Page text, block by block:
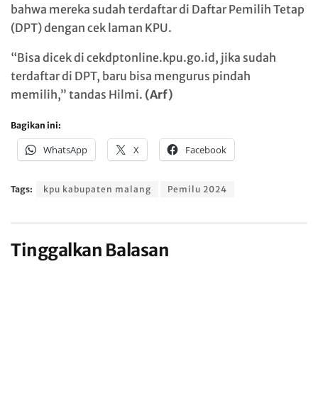
bahwa mereka sudah terdaftar di Daftar Pemilih Tetap
(DPT) dengan cek laman KPU.
“Bisa dicek di cekdptonline.kpu.go.id, jika sudah
terdaftar di DPT, baru bisa mengurus pindah
memilih,” tandas Hilmi. (Arf)
Bagikan ini:
WhatsApp X Facebook
Tags: kpu kabupaten malang Pemilu 2024
Tinggalkan Balasan